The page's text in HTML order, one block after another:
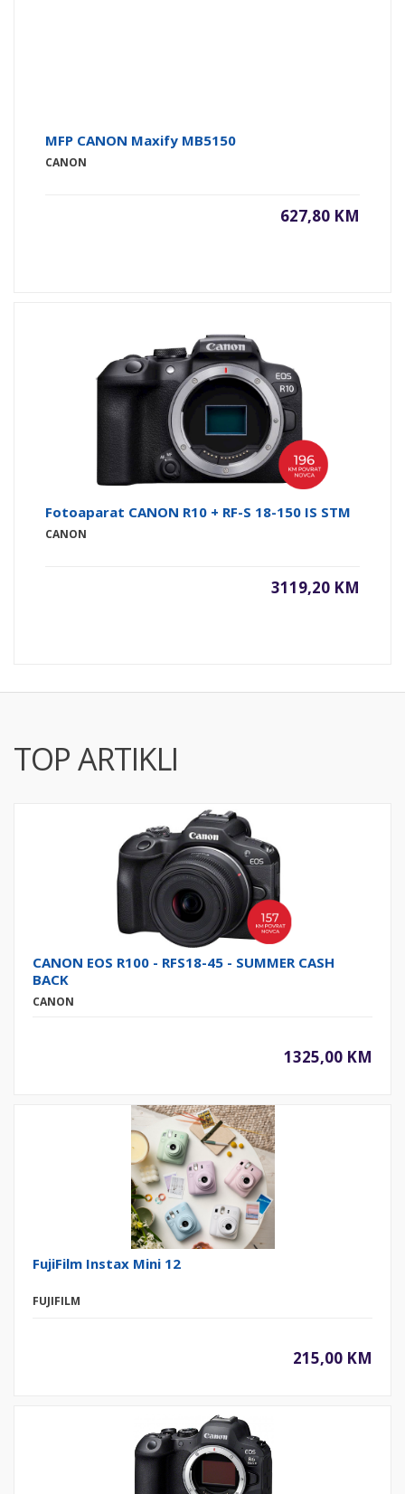
MFP CANON Maxify MB5150
CANON
627,80 KM
Fotoaparat CANON R10 + RF-S 18-150 IS STM
CANON
3119,20 KM
TOP ARTIKLI
CANON EOS R100 - RFS18-45 - SUMMER CASH
BACK
CANON
1325,00 KM
FujiFilm Instax Mini 12
FUJIFILM
215,00 KM